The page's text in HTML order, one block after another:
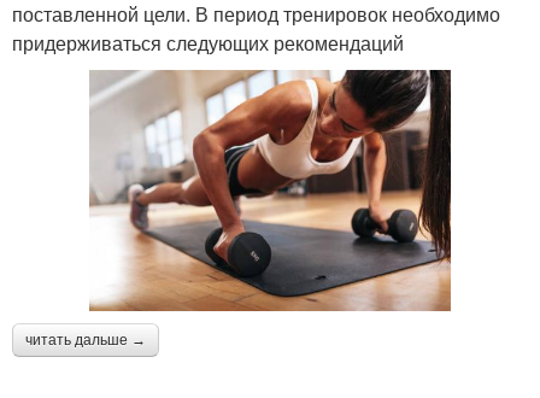
поставленной цели. В период тренировок необходимо
придерживаться следующих рекомендаций
читать дальше →